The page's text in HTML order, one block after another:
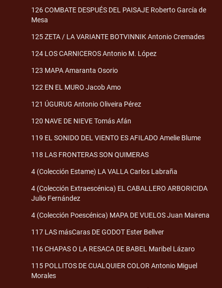
126 COMBATE DESPUÉS DEL PAISAJE Roberto García de
Mesa
125 ZETA / LA VARIANTE BOTVINNIK Antonio Cremades
124 LOS CARNICEROS Antonio M. López
123 MAPA Amaranta Osorio
122 EN EL MURO Jacob Amo
121 ÚGURUG Antonio Oliveira Pérez
120 NAVE DE NIEVE Tomás Afán
119 EL SONIDO DEL VIENTO ES AFILADO Amelie Blume
118 LAS FRONTERAS SON QUIMERAS
4 (Colección Estame) LA VALLA Carlos Labraña
4 (Colección Extraescénica) EL CABALLERO ARBORICIDA
Julio Fernández
4 (Colección Poescénica) MAPA DE VUELOS Juan Mairena
117 LAS másCaras DE GODOT Ester Bellver
116 CHAPAS O LA RESACA DE BABEL Maribel Lázaro
115 POLLITOS DE CUALQUIER COLOR Antonio Miguel
Morales